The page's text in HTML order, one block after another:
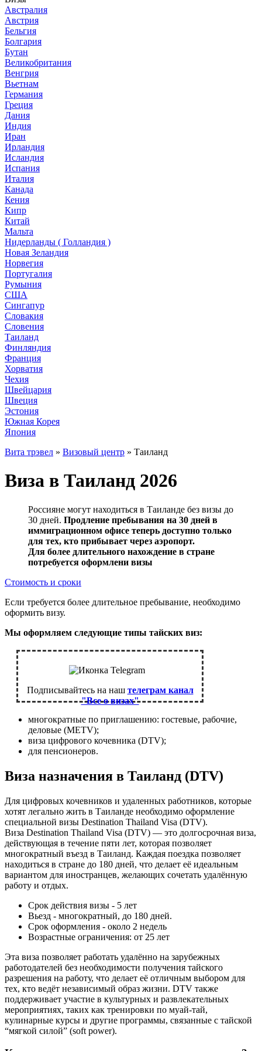
Австралия
Австрия
Бельгия
Болгария
Бутан
Великобритания
Венгрия
Вьетнам
Германия
Греция
Дания
Индия
Иран
Ирландия
Исландия
Испания
Италия
Канада
Кения
Кипр
Китай
Мальта
Нидерланды ( Голландия )
Новая Зеландия
Норвегия
Португалия
Румыния
США
Сингапур
Словакия
Словения
Таиланд
Финляндия
Франция
Хорватия
Чехия
Швейцария
Швеция
Эстония
Южная Корея
Япония
Вита трэвел » Визовый центр » Таиланд
Виза в Таиланд 2026
Россияне могут находиться в Таиланде без визы до
30 дней. Продление пребывания на 30 дней в
иммиграционном офисе теперь доступно только
для тех, кто прибывает через аэропорт.
Для более длительного нахождение в стране
потребуется оформлени визы
Стоимость и сроки
Если требуется более длительное пребывание, необходимо
оформить визу.
Мы оформляем следующие типы тайских виз:
Подписывайтесь на наш телеграм канал
"Все о визах"
многократные по приглашению: гостевые, рабочие,
деловые (METV);
виза цифрового кочевника (DTV);
для пенсионеров.
Виза назначения в Таиланд (DTV)
Для цифровых кочевников и удаленных работников, которые
хотят легально жить в Таиланде необходимо оформление
специальной визы Destination Thailand Visa (DTV).
Виза Destination Thailand Visa (DTV) — это долгосрочная виза,
действующая в течение пяти лет, которая позволяет
многократный въезд в Таиланд. Каждая поездка позволяет
находиться в стране до 180 дней, что делает её идеальным
вариантом для иностранцев, желающих сочетать удалённую
работу и отдых.
Срок действия визы - 5 лет
Вьезд - многократный, до 180 дней.
Срок оформления - около 2 недель
Возрастные ограничения: от 25 лет
Эта виза позволяет работать удалённо на зарубежных
работодателей без необходимости получения тайского
разрешения на работу, что делает её отличным выбором для
тех, кто ведёт независимый образ жизни. DTV также
поддерживает участие в культурных и развлекательных
мероприятиях, таких как тренировки по муай-тай,
кулинарные курсы и другие программы, связанные с тайской
“мягкой силой” (soft power).